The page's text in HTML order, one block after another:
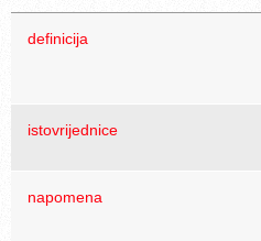
definicija
istovrijednice
napomena